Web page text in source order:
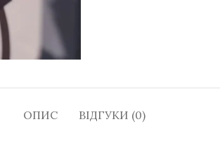
ОПИС ВІДГУКИ (0)